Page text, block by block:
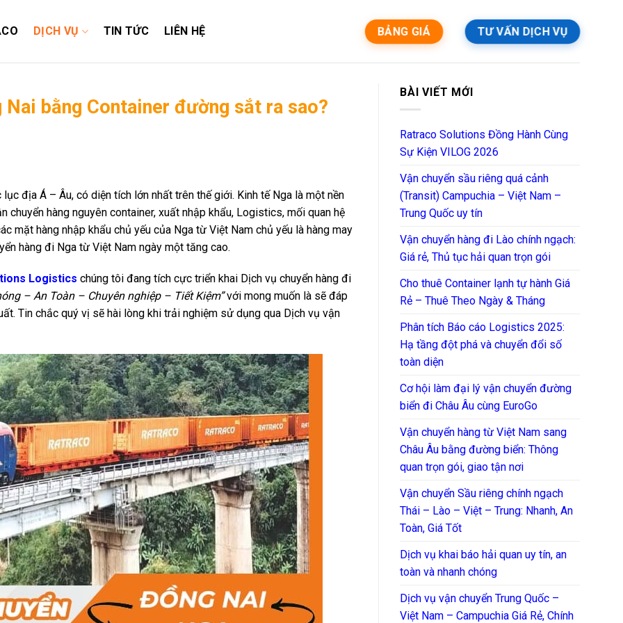
DỊCH VỤ TIN TỨC LIÊN HỆ BẢNG GIÁ TƯ VẤN DỊCH VỤ
bằng Container đường sắt ra sao?
địa Á – Âu, có diện tích lớn nhất trên thế giới. Kinh tế Nga là một nền
hàng nguyên container, xuất nhập khẩu, Logistics, mối quan hệ
mặt hàng nhập khẩu chủ yếu của Nga từ Việt Nam chủ yếu là hàng may
hàng đi Nga từ Việt Nam ngày một tăng cao.
Logistics chúng tôi đang tích cực triển khai Dịch vụ chuyển hàng đi
– An Toàn – Chuyên nghiệp – Tiết Kiệm”với mong muốn là sẽ đáp
Tin chắc quý vị sẽ hài lòng khi trải nghiệm sử dụng qua Dịch vụ vận
BÀI VIẾT MỚI
Ratraco Solutions Đồng Hành Cùng
Sự Kiện VILOG 2026
Vận chuyển sầu riêng quá cảnh
(Transit) Campuchia – Việt Nam –
Trung Quốc uy tín
Vận chuyển hàng đi Lào chính ngạch:
Giá rẻ, Thủ tục hải quan trọn gói
Cho thuê Container lạnh tự hành Giá
Rẻ – Thuê Theo Ngày & Tháng
Phân tích Báo cáo Logistics 2025:
Hạ tầng đột phá và chuyển đổi số
toàn diện
Cơ hội làm đại lý vận chuyển đường
biển đi Châu Âu cùng EuroGo
Vận chuyển hàng từ Việt Nam sang
Châu Âu bằng đường biển: Thông
quan trọn gói, giao tận nơi
Vận chuyển Sầu riêng chính ngạch
Thái – Lào – Việt – Trung: Nhanh, An
Toàn, Giá Tốt
Dịch vụ khai báo hải quan uy tín, an
toàn và nhanh chóng
Dịch vụ vận chuyển Trung Quốc –
Việt Nam – Campuchia Giá Rẻ, Chính